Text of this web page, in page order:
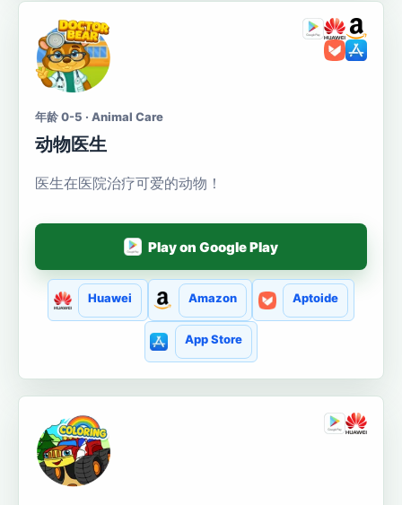
年龄 0-5 · Animal Care
动物医生
医生在医院治疗可爱的动物！
Play on Google Play
Huawei Amazon Aptoide
App Store